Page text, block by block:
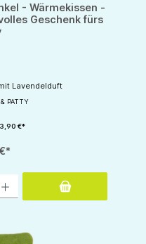
- Wärmekissen -
Geschenk fürs
Lavendelduft
& PATTY
€*